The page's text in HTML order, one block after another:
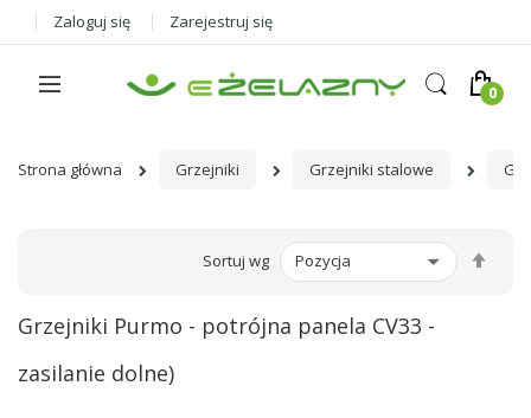
Zaloguj się Zarejestruj się
Strona główna Grzejniki Grzejniki stalowe
Grzejniki Purmo - potrójna panela CV33 -
zasilanie dolne)
Sortuj wg